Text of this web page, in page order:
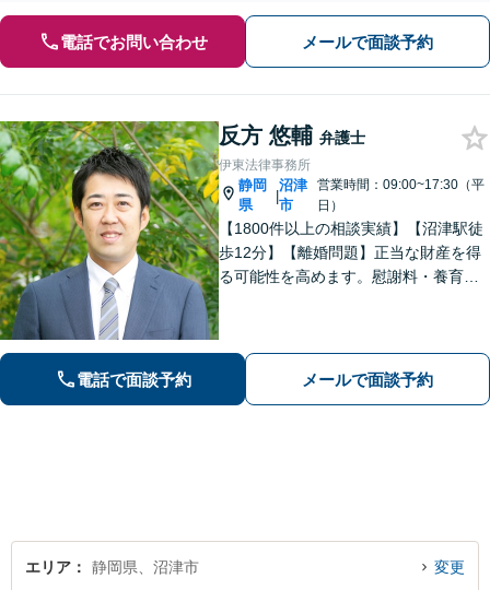
電話でお問い合わせ メールで面談予約
反方 悠輔 弁護士
伊東法律事務所
静岡
県
|
沼津
市
営業時間：09:00~17:30（平
日）
【1800件以上の相談実績】【沼津駅徒
歩12分】【離婚問題】正当な財産を得
る可能性を高めます。慰謝料・養育費
停・遺留分など納得できる解決へ。
電話で面談予約 メールで面談予約
エリア 静岡県、沼津市 変更